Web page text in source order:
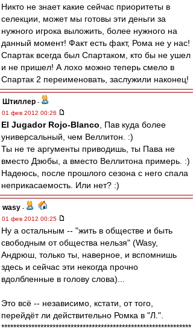
Никто не знает какие сейчас приоритеты в
селекции, может мы готовы эти деньги за
нужного игрока выложить, более нужного на
данный момент! Факт есть факт, Рома не у нас!
Спартак всегда был Спартаком, кто бы не ушел
и не пришел! А лохо можно теперь смело в
Спартак 2 переименовать, заслужили наконец!
Штиллер -
01 фев 2012 00:26
El Jugador Rojo-Blanco , Пав куда более
универсальный, чем Веллитон. :)
Ты не те аргументы приводишь, ты Пава не
вместо Дзюбы, а вместо Веллитона примерь. :)
Надеюсь, после прошлого сезона с него спала
неприкасаемость. Или нет? :)
wasy -
01 фев 2012 00:25
Ну а остальным -- "жить в обществе и быть
свободным от общества нельзя" (Wasy,
Андрюш, только ты, наверное, и вспомнишь
здесь и сейчас эти некогда прочно
вдолбленные в голову слова)...
Это всё -- независимо, кстати, от того,
перейдёт ли действительно Ромка в "Л.".
***************************************************************